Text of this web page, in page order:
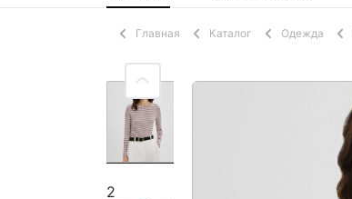
Главная Каталог Одежда
2